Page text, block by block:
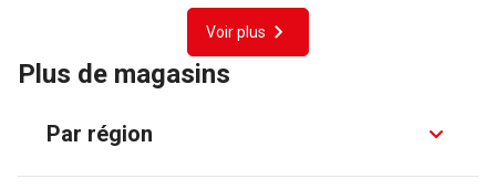
Voir plus
Plus de magasins
Par région